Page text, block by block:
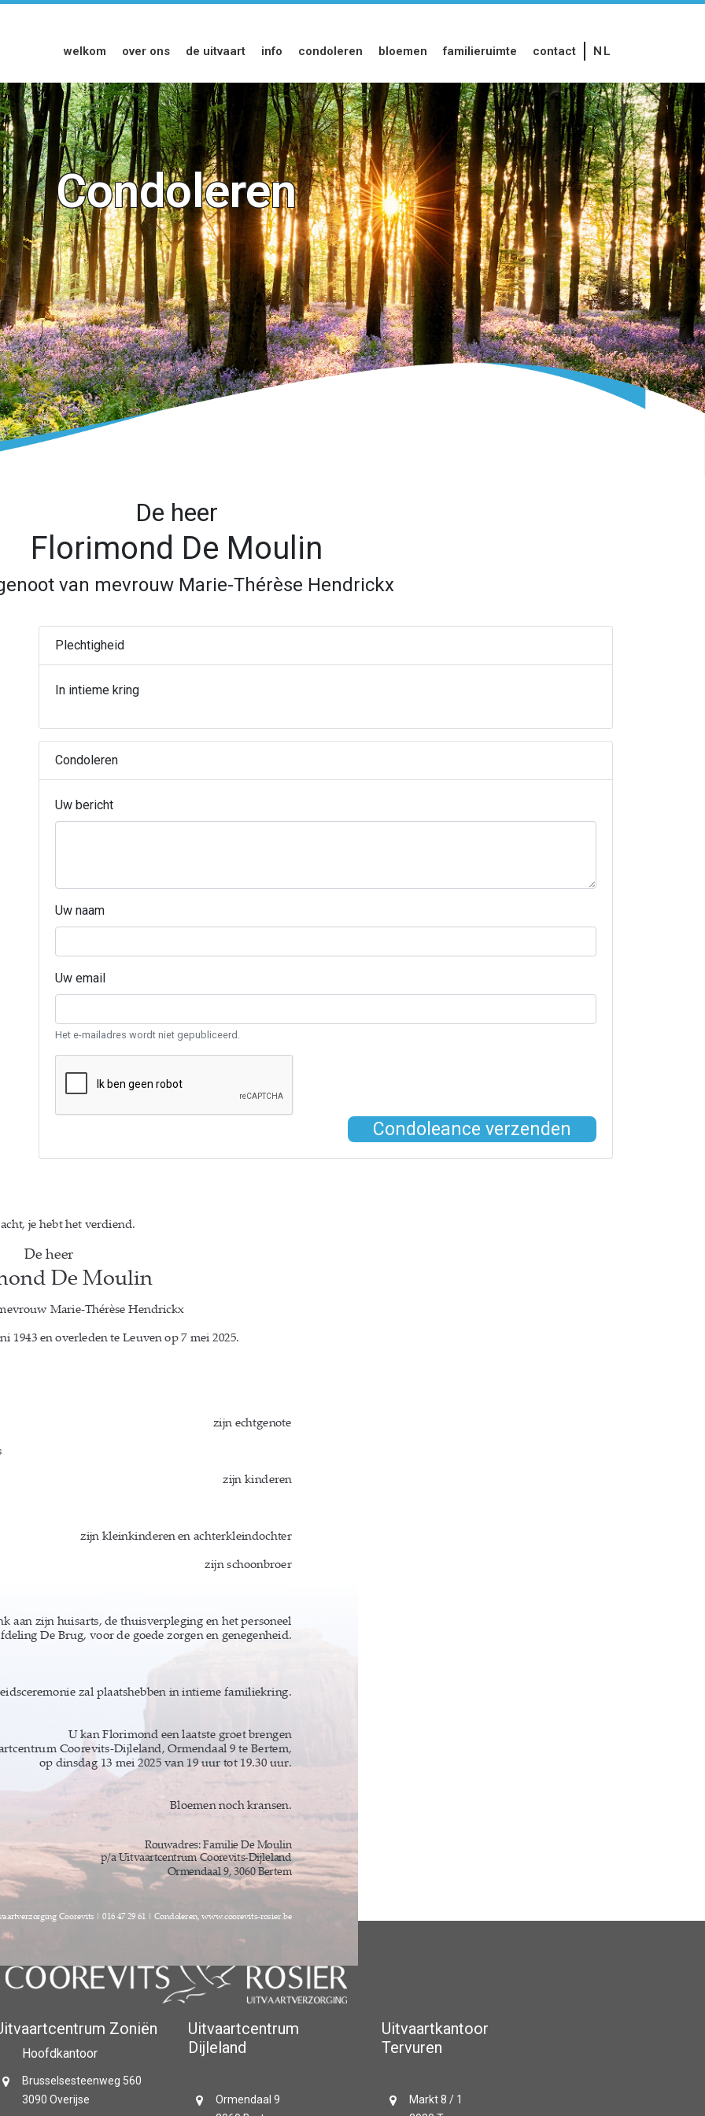
welkom over ons de uitvaart info condoleren bloemen familieruimte contact NL
Condoleren
De heer
Florimond De Moulin
van mevrouw Marie-Thérèse Hendrickx
Plechtigheid
In intieme kring
Condoleren
Uw bericht
Uw naam
Uw email
Het e-mailadres wordt niet gepubliceerd.
Condoleance verzenden
Zoniën
Hoofdkantoor
Brusselsesteenweg 560
3090 Overijse
Uitvaartcentrum
Dijleland
Ormendaal 9
Uitvaartkantoor
Tervuren
Markt 8 / 1